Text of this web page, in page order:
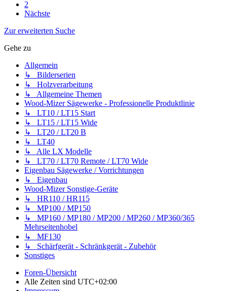
2
Nächste
Zur erweiterten Suche
Gehe zu
Allgemein
↳ Bilderserien
↳ Holzverarbeitung
↳ Allgemeine Themen
Wood-Mizer Sägewerke - Professionelle Produktlinie
↳ LT10 / LT15 Start
↳ LT15 / LT15 Wide
↳ LT20 / LT20 B
↳ LT40
↳ Alle LX Modelle
↳ LT70 / LT70 Remote / LT70 Wide
Eigenbau Sägewerke / Vorrichtungen
↳ Eigenbau
Wood-Mizer Sonstige-Geräte
↳ HR110 / HR115
↳ MP100 / MP150
↳ MP160 / MP180 / MP200 / MP260 / MP360/365
Mehrseitenhobel
↳ MF130
↳ Schärfgerät - Schränkgerät - Zubehör
Sonstiges
Foren-Übersicht
Alle Zeiten sind UTC+02:00